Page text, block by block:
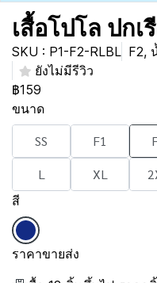
เสื้อโปโล ปกเ
SKU : P1-F2-RLBL F2,
ยังไม่มีรีวิว
฿159
ขนาด
SS F1
L
XL
สี
ราคาขายส่ง